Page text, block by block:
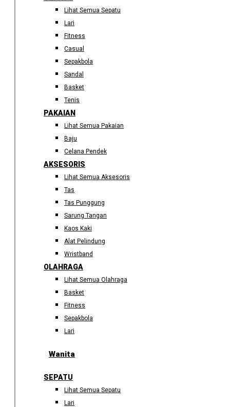
Lihat Semua Sepatu
Lari
Fitness
Casual
Sepakbola
Sandal
Basket
Tenis
PAKAIAN
Lihat Semua Pakaian
Baju
Celana Pendek
AKSESORIS
Lihat Semua Aksesoris
Tas
Tas Punggung
Sarung Tangan
Kaos Kaki
Alat Pelindung
Wristband
OLAHRAGA
Lihat Semua Olahraga
Basket
Fitness
Sepakbola
Lari
Wanita
SEPATU
Lihat Semua Sepatu
Lari